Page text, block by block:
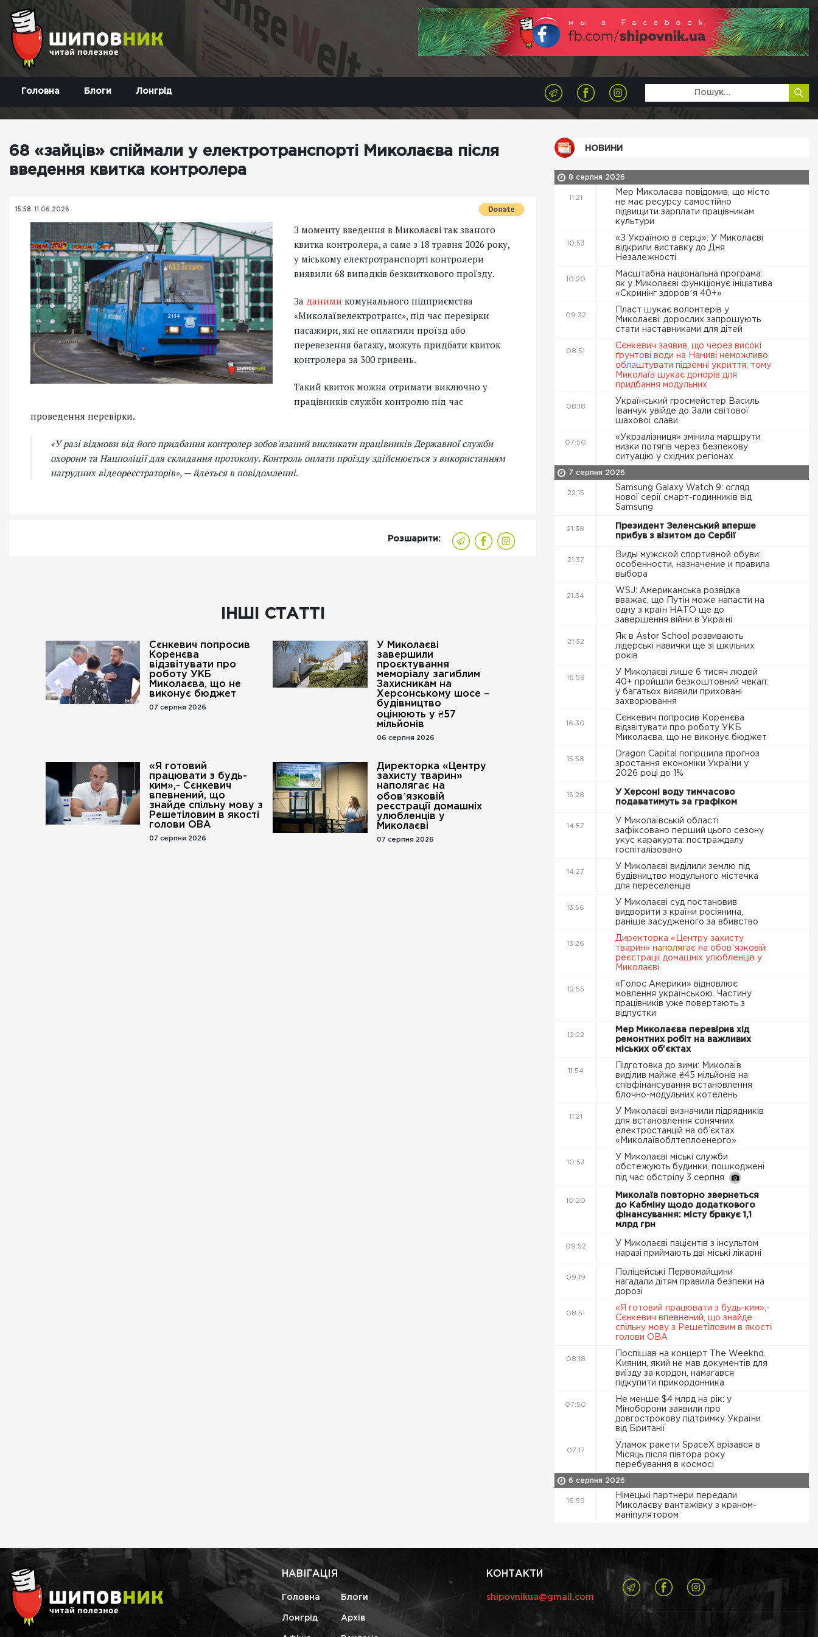
Головна Блоги Лонгрід
68 «зайців» спіймали у електротранспорті Миколаєва після
введення квитка контролера
15:58 11.06.2026
З моменту введення в Миколаєві так званого
квитка контролера, а саме з 18 травня 2026 року,
у міському електротранспорті контролери
виявили 68 випадків безквиткового проїзду.
За даними комунального підприємства
«Миколаївелектротранс», під час перевірки
пасажири, які не оплатили проїзд або
перевезення багажу, можуть придбати квиток
контролера за 300 гривень.
Такий квиток можна отримати виключно у
працівників служби контролю під час
проведення перевірки.
«У разі відмови від його придбання контролер зобов'язаний викликати працівників Державної служби
охорони та Нацполіції для складання протоколу. Контроль оплати проїзду здійснюється з використанням
нагрудних відеореєстраторів», — йдеться в повідомленні.
Розшарити:
ІНШІ СТАТТІ
Сєнкевич попросив
Коренєва
відзвітувати про
роботу УКБ
Миколаєва, що не
виконує бюджет
07 серпня 2026
У Миколаєві
завершили
проєктування
меморіалу загиблим
Захисникам на
Херсонському шосе –
будівництво
оцінюють у ₴57
мільйонів
06 серпня 2026
«Я готовий
працювати з будь-
ким»,- Сєнкевич
впевнений, що
знайде спільну мову з
Решетіловим в якості
голови ОВА
07 серпня 2026
Директорка «Центру
захисту тварин»
наполягає на
обовʼязковій
реєстрації домашніх
улюбленців у
Миколаєві
07 серпня 2026
НОВИНИ
8 серпня 2026
11:21
Мер Миколаєва повідомив, що місто
не має ресурсу самостійно
підвищити зарплати працівникам
культури
10:53
«З Україною в серці»: У Миколаєві
відкрили виставку до Дня
Незалежності
10:20
Масштабна національна програма:
як у Миколаєві функціонує ініціатива
«Скринінг здоровʼя 40+»
09:32
Пласт шукає волонтерів у
Миколаєві: дорослих запрошують
стати наставниками для дітей
08:51
Сєнкевич заявив, що через високі
ґрунтові води на Намиві неможливо
облаштувати підземні укриття, тому
Миколаїв шукає донорів для
придбання модульних
08:18
Український гросмейстер Василь
Іванчук увійде до Зали світової
шахової слави
07:50
«Укрзалізниця» змінила маршрути
низки потягів через безпекову
ситуацію у східних регіонах
7 серпня 2026
22:15
Samsung Galaxy Watch 9: огляд
нової серії смарт-годинників від
Samsung
21:38
Президент Зеленський вперше
прибув з візитом до Сербії
21:37
Виды мужской спортивной обуви:
особенности, назначение и правила
выбора
21:34
WSJ: Американська розвідка
вважає, що Путін може напасти на
одну з країн НАТО ще до
завершення війни в Україні
21:32
Як в Astor School розвивають
лідерські навички ще зі шкільних
років
16:59
У Миколаєві лише 6 тисяч людей
40+ пройшли безкоштовний чекап:
у багатьох виявили приховані
захворювання
16:30
Сєнкевич попросив Коренєва
відзвітувати про роботу УКБ
Миколаєва, що не виконує бюджет
15:58
Dragon Capital погіршила прогноз
зростання економіки України у
2026 році до 1%
15:28
У Херсоні воду тимчасово
подаватимуть за графіком
14:57
У Миколаївській області
зафіксовано перший цього сезону
укус каракурта: постраждалу
госпіталізовано
14:27
У Миколаєві виділили землю під
будівництво модульного містечка
для переселенців
13:56
У Миколаєві суд постановив
видворити з країни росіянина,
раніше засудженого за вбивство
13:26
Директорка «Центру захисту
тварин» наполягає на обовʼязковій
реєстрації домашніх улюбленців у
Миколаєві
12:55
«Голос Америки» відновлює
мовлення українською. Частину
працівників уже повертають з
відпустки
12:22
Мер Миколаєва перевірив хід
ремонтних робіт на важливих
міських об'єктах
11:54
Підготовка до зими: Миколаїв
виділив майже ₴45 мільйонів на
співфінансування встановлення
блочно-модульних котелень
11:21
У Миколаєві визначили підрядників
для встановлення сонячних
електростанцій на об’єктах
«Миколаївоблтеплоенерго»
10:53
У Миколаєві міські служби
обстежують будинки, пошкоджені
під час обстрілу 3 серпня
10:20
Миколаїв повторно звернеться
до Кабміну щодо додаткового
фінансування: місту бракує 1,1
млрд грн
09:52
У Миколаєві пацієнтів з інсультом
наразі приймають дві міські лікарні
09:19
Поліцейські Первомайщини
нагадали дітям правила безпеки на
дорозі
08:51
«Я готовий працювати з будь-ким»,-
Сєнкевич впевнений, що знайде
спільну мову з Решетіловим в якості
голови ОВА
08:18
Поспішав на концерт The Weeknd.
Киянин, який не мав документів для
виїзду за кордон, намагався
підкупити прикордонника
07:50
Не менше $4 млрд на рік: у
Міноборони заявили про
довгострокову підтримку України
від Британії
07:17
Уламок ракети SpaceX врізався в
Місяць після півтора року
перебування в космосі
6 серпня 2026
16:59
Німецькі партнери передали
Миколаєву вантажівку з краном-
маніпулятором
НАВІГАЦІЯ
Головна Блоги
Лонгрід Архів
КОНТАКТИ
shipovnikua@gmail.com